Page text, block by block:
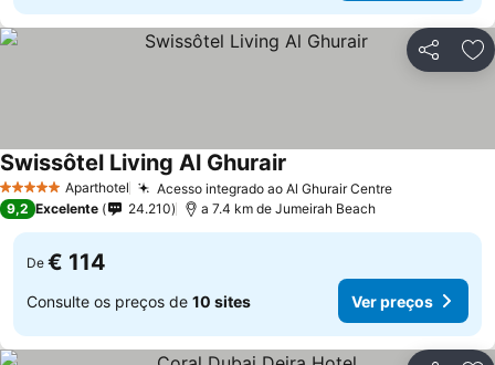
Partilhar
5 Estrelas Aparthotel Acesso integrado ao Al Ghurair Centre
Swissôtel Living Al Ghurair
9,2 Excelente 24.210 a 7.4 km de Jumeirah Beach
De € 114
Consulte os preços de 10 sites Ver preços